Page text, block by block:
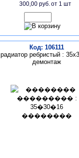
300,00 руб.от 1 шт
Код: 106111
радиатор ребристый :
демонтаж